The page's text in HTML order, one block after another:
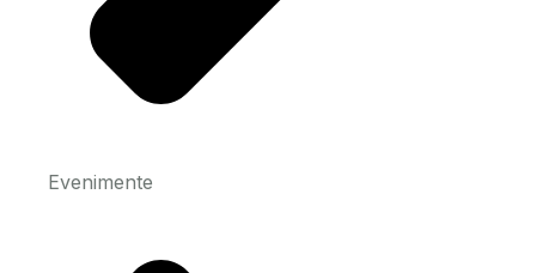
Evenimente